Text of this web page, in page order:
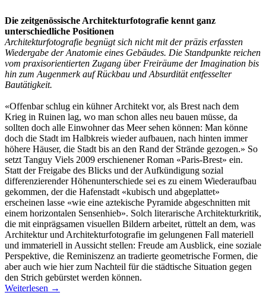
Die zeitgenössische Architekturfotografie kennt ganz
unterschiedliche Positionen
Architekturfotografie begnügt sich nicht mit der präzis erfassten
Wiedergabe der Anatomie eines Gebäudes. Die Standpunkte reichen
vom praxisorientierten Zugang über Freiräume der Imagination bis
hin zum Augenmerk auf Rückbau und Absurdität entfesselter
Bautätigkeit.
«Offenbar schlug ein kühner Architekt vor, als Brest nach dem
Krieg in Ruinen lag, wo man schon alles neu bauen müsse, da
sollten doch alle Einwohner das Meer sehen können: Man könne
doch die Stadt im Halbkreis wieder aufbauen, nach hinten immer
höhere Häuser, die Stadt bis an den Rand der Strände gezogen.» So
setzt Tanguy Viels 2009 erschienener Roman «Paris-Brest» ein.
Statt der Freigabe des Blicks und der Aufkündigung sozial
differenzierender Höhenunterschiede sei es zu einem Wiederaufbau
gekommen, der die Hafenstadt «kubisch und abgeplattet»
erscheinen lasse «wie eine aztekische Pyramide abgeschnitten mit
einem horizontalen Sensenhieb». Solch literarische Architekturkritik,
die mit einprägsamen visuellen Bildern arbeitet, rüttelt an dem, was
Architektur und Architekturfotografie im gelungenen Fall materiell
und immateriell in Aussicht stellen: Freude am Ausblick, eine soziale
Perspektive, die Reminiszenz an tradierte geometrische Formen, die
aber auch wie hier zum Nachteil für die städtische Situation gegen
den Strich gebürstet werden können.
Weiterlesen →